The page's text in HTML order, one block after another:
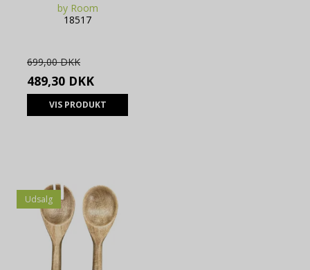
by Room
18517
699,00 DKK
489,30 DKK
VIS PRODUKT
Udsalg